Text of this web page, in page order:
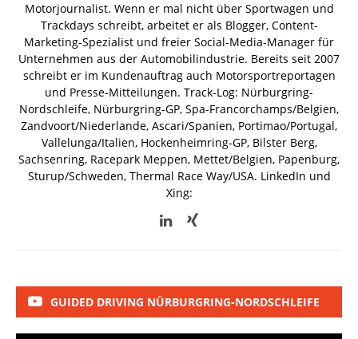
Motorjournalist. Wenn er mal nicht über Sportwagen und
Trackdays schreibt, arbeitet er als Blogger, Content-
Marketing-Spezialist und freier Social-Media-Manager für
Unternehmen aus der Automobilindustrie. Bereits seit 2007
schreibt er im Kundenauftrag auch Motorsportreportagen
und Presse-Mitteilungen. Track-Log: Nürburgring-
Nordschleife, Nürburgring-GP, Spa-Francorchamps/Belgien,
Zandvoort/Niederlande, Ascari/Spanien, Portimao/Portugal,
Vallelunga/Italien, Hockenheimring-GP, Bilster Berg,
Sachsenring, Racepark Meppen, Mettet/Belgien, Papenburg,
Sturup/Schweden, Thermal Race Way/USA. LinkedIn und
Xing:
GUIDED DRIVING NÜRBURGRING-NORDSCHLEIFE